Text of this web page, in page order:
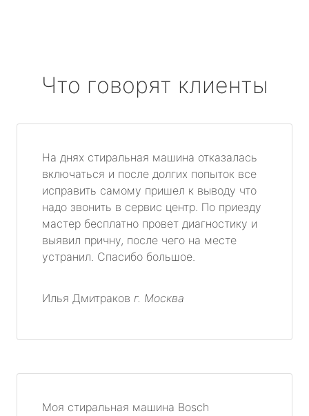
Что говорят клиенты
На днях стиральная машина отказалась
включаться и после долгих попыток все
исправить самому пришел к выводу что
надо звонить в сервис центр. По приезду
мастер бесплатно провет диагностику и
выявил причну, после чего на месте
устранил. Спасибо большое.
Илья Дмитраков г. Москва
Моя стиральная машина Bosch